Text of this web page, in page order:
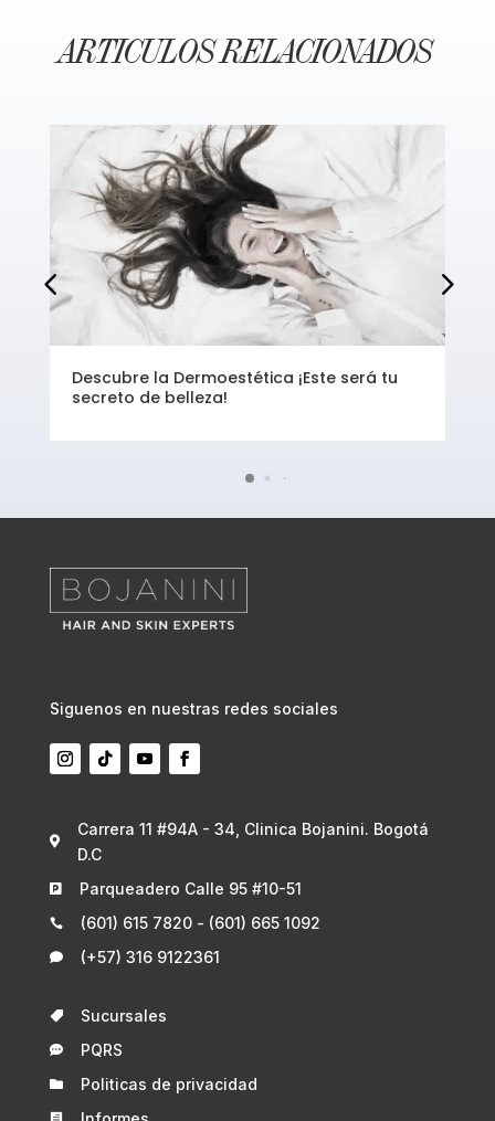
ARTICULOS RELACIONADOS
Descubre la Dermoestética ¡Este será tu
secreto de belleza!
Siguenos en nuestras redes sociales

Carrera 11 #94A - 34, Clinica Bojanini. Bogotá
D.C
 Parqueadero Calle 95 #10-51
 (601) 615 7820 - (601) 665 1092
 (+57) 316 9122361
 Sucursales
 PQRS
 Politicas de privacidad